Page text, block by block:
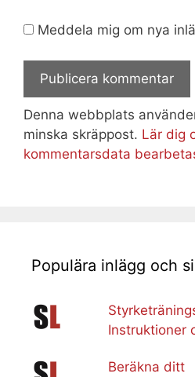
Meddela mig om nya
Denna webbplats
minska skräppost. Lär dig
kommentarsdata
Populära inlägg och
Instruktioner
Beräkna ditt